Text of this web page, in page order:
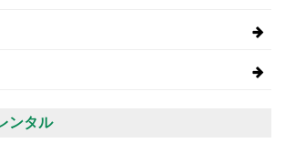
ンタル